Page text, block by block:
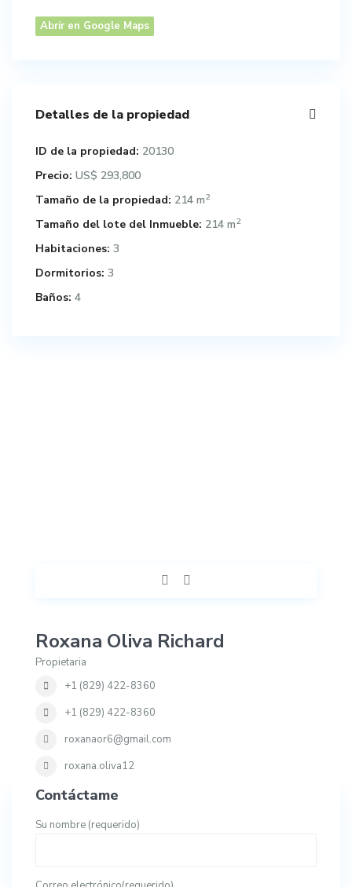
Abrir en Google Maps
Detalles de la propiedad
ID de la propiedad: 20130
Precio: US$ 293,800
Tamaño de la propiedad: 214 m2
Tamaño del lote del Inmueble: 214 m2
Habitaciones: 3
Dormitorios: 3
Baños: 4
Roxana Oliva Richard
Propietaria
+1 (829) 422-8360
+1 (829) 422-8360
roxanaor6@gmail.com
roxana.oliva12
Contáctame
Su nombre (requerido)